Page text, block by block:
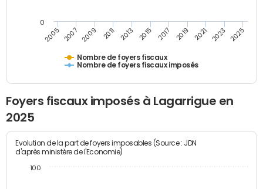
Nombre de foyers fiscaux
Nombre de foyers fiscaux imposés
2005 2007 2009 2011 2013 2015 2017 2019 2021 2023 2025
0
Foyers fiscaux imposés à Lagarrigue en
2025
Evolution de la part de foyers imposables (Source : JDN
d'après ministère de l'Economie)
100